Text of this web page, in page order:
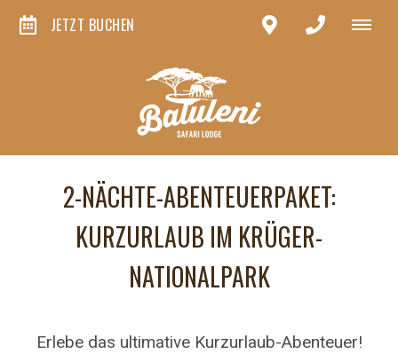
JETZT BUCHEN
2-NÄCHTE-ABENTEUERPAKET:
KURZURLAUB IM KRÜGER-
NATIONALPARK
Erlebe das ultimative Kurzurlaub-Abenteuer!